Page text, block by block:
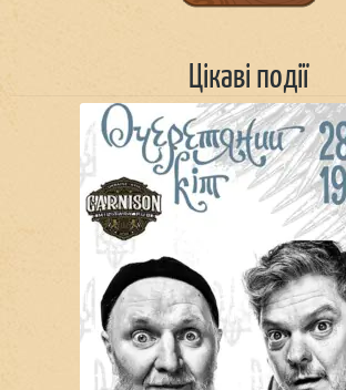
Цікаві події